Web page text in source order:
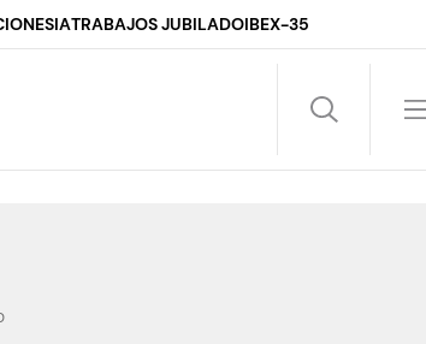
IATRABAJOS JUBILADOIBEX-35